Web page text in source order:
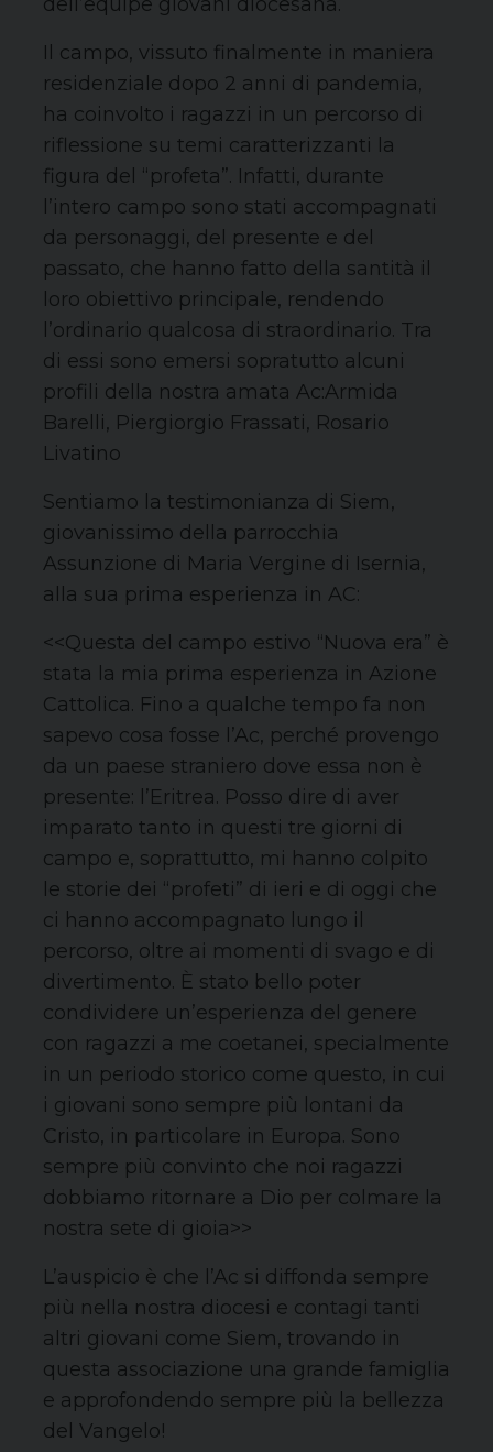
Il campo, vissuto finalmente in maniera
residenziale dopo 2 anni di pandemia,
ha coinvolto i ragazzi in un percorso di
riflessione su temi caratterizzanti la
figura del “profeta”. Infatti, durante
l’intero campo sono stati accompagnati
da personaggi, del presente e del
passato, che hanno fatto della santità il
loro obiettivo principale, rendendo
l’ordinario qualcosa di straordinario. Tra
di essi sono emersi sopratutto alcuni
profili della nostra amata Ac:Armida
Barelli, Piergiorgio Frassati, Rosario
Livatino
Sentiamo la testimonianza di Siem,
giovanissimo della parrocchia
Assunzione di Maria Vergine di Isernia,
alla sua prima esperienza in AC:
<<Questa del campo estivo “Nuova era” è
stata la mia prima esperienza in Azione
Cattolica. Fino a qualche tempo fa non
sapevo cosa fosse l’Ac, perché provengo
da un paese straniero dove essa non è
presente: l’Eritrea. Posso dire di aver
imparato tanto in questi tre giorni di
campo e, soprattutto, mi hanno colpito
le storie dei “profeti” di ieri e di oggi che
ci hanno accompagnato lungo il
percorso, oltre ai momenti di svago e di
divertimento. È stato bello poter
condividere un’esperienza del genere
con ragazzi a me coetanei, specialmente
in un periodo storico come questo, in cui
i giovani sono sempre più lontani da
Cristo, in particolare in Europa. Sono
sempre più convinto che noi ragazzi
dobbiamo ritornare a Dio per colmare la
nostra sete di gioia>>
L’auspicio è che l’Ac si diffonda sempre
più nella nostra diocesi e contagi tanti
altri giovani come Siem, trovando in
questa associazione una grande famiglia
e approfondendo sempre più la bellezza
del Vangelo!